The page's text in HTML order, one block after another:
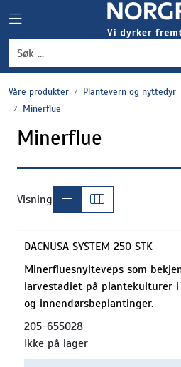
Toggle navigation
Våre produkter Plantevern og nyttedyr
Minerflue
Minerflue
Visning
DACNUSA SYSTEM 250 STK
Minerfluesnylteveps som
larvestadiet på plantekulturer
og innendørsbeplantinger.
205-655028
Ikke på lager
Grønnsaker
Settepotet og setteløk
Frukt og bær
Blomster, potter og brett